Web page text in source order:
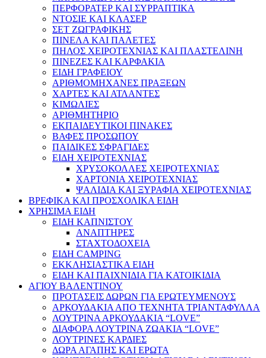
ΠΕΡΦΟΡΑΤΕΡ ΚΑΙ ΣΥΡΡΑΠΤΙΚΑ
ΝΤΟΣΙΕ ΚΑΙ ΚΛΑΣΕΡ
ΣΕΤ ΖΩΓΡΑΦΙΚΗΣ
ΠΙΝΕΛΑ ΚΑΙ ΠΑΛΕΤΕΣ
ΠΗΛΟΣ ΧΕΙΡΟΤΕΧΝΙΑΣ ΚΑΙ ΠΛΑΣΤΕΛΙΝΗ
ΠΙΝΕΖΕΣ ΚΑΙ ΚΑΡΦΑΚΙΑ
ΕΙΔΗ ΓΡΑΦΕΙΟΥ
ΑΡΙΘΜΟΜΗΧΑΝΕΣ ΠΡΑΞΕΩΝ
ΧΑΡΤΕΣ ΚΑΙ ΑΤΛΑΝΤΕΣ
ΚΙΜΩΛΙΕΣ
ΑΡΙΘΜΗΤΗΡΙΟ
ΕΚΠΑΙΔΕΥΤΙΚΟΙ ΠΙΝΑΚΕΣ
ΒΑΦΕΣ ΠΡΟΣΩΠΟΥ
ΠΑΙΔΙΚΕΣ ΣΦΡΑΓΙΔΕΣ
ΕΙΔΗ ΧΕΙΡΟΤΕΧΝΙΑΣ
ΧΡΥΣΟΚΟΛΛΕΣ ΧΕΙΡΟΤΕΧΝΙΑΣ
ΧΑΡΤΟΝΙΑ ΧΕΙΡΟΤΕΧΝΙΑΣ
ΨΑΛΙΔΙΑ ΚΑΙ ΞΥΡΑΦΙΑ ΧΕΙΡΟΤΕΧΝΙΑΣ
ΒΡΕΦΙΚΑ ΚΑΙ ΠΡΟΣΧΟΛΙΚΑ ΕΙΔΗ
ΧΡΗΣΙΜΑ ΕΙΔΗ
ΕΙΔΗ ΚΑΠΝΙΣΤΟΥ
ΑΝΑΠΤΗΡΕΣ
ΣΤΑΧΤΟΔΟΧΕΙΑ
ΕΙΔΗ CAMPING
ΕΚΚΛΗΣΙΑΣΤΙΚΑ ΕΙΔΗ
ΕΙΔΗ ΚΑΙ ΠΑΙΧΝΙΔΙΑ ΓΙΑ ΚΑΤΟΙΚΙΔΙΑ
ΑΓΙΟΥ ΒΑΛΕΝΤΙΝΟΥ
ΠΡΟΤΑΣΕΙΣ ΔΩΡΩΝ ΓΙΑ ΕΡΩΤΕΥΜΕΝΟΥΣ
ΑΡΚΟΥΔΑΚΙΑ ΑΠΟ ΤΕΧΝΗΤΑ ΤΡΙΑΝΤΑΦΥΛΛΑ
ΛΟΥΤΡΙΝΑ ΑΡΚΟΥΔΑΚΙΑ “LOVE”
ΔΙΑΦΟΡΑ ΛΟΥΤΡΙΝΑ ΖΩΑΚΙΑ “LOVE”
ΛΟΥΤΡΙΝΕΣ ΚΑΡΔΙΕΣ
ΔΩΡΑ ΑΓΑΠΗΣ ΚΑΙ ΕΡΩΤΑ